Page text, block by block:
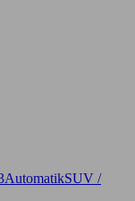
AutomatikSUV /